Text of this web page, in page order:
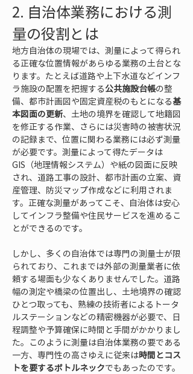
2. 自治体業務における測
量の役割とは
地方自治体の現場では、測量によって得られ
る正確な位置情報があらゆる業務の土台とな
ります。たとえば道路や上下水道などインフ
ラ施設の配置を把握する公共施設台帳の整
備、都市計画図や固定資産税のもとになる基
本図面の更新、土地の境界を確認して地籍図
を修正する作業、さらには災害時の被害状況
の記録まで、位置に関わる業務には必ず測量
が必要です。測量によって得たデータは
GIS（地理情報システム）や紙の図面に反映
され、道路工事の設計、都市計画の立案、資
産管理、防災マップ作成などに利用されま
す。正確な測量があってこそ、自治体は安心
してインフラ整備や住民サービスを進めるこ
とができるのです。
しかし、多くの自治体では専門の測量士が限
られており、これまでは外部の測量業者に依
頼する場面も少なくありませんでした。道路
幅の測定や橋梁の位置出し、土地境界の確認
ひとつ取っても、熟練の技術者によるトータ
ルステーションなどの精密機器が必要で、日
程調整や予算確保に時間と手間がかかりまし
た。このように測量は自治体業務の要である
一方、専門性の高さゆえに従来は時間とコス
トを要するボトルネックでもあったのです。